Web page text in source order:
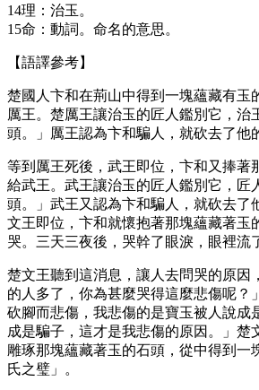
14理：治玉。
15命：動詞。命名的意思。
【語譯參考】
楚國人卞和在荊山中得到一塊蘊藏有玉
厲王。楚厲王讓治玉的匠人鑑別它，治
頭。」厲王認為卞和騙人，就砍去了他
等到厲王死後，武王即位，卞和又捧著
給武王。武王讓治玉的匠人鑑別它，匠
頭。」武王又認為卞和騙人，就砍去了
文王即位，卞和就懷抱著那塊蘊藏著玉
哭。三天三夜後，哭幹了眼淚，眼裡流
楚文王聽到這消息，讓人去問哭的原因
的人多了，你為甚麼哭得這麼悲傷呢？
砍腳而悲傷，我悲傷的是寶玉被人說成
成是騙子，這才是我悲傷的原因。」楚
雕琢那塊蘊藏著玉的石頭，從中得到一
氏之璧」。